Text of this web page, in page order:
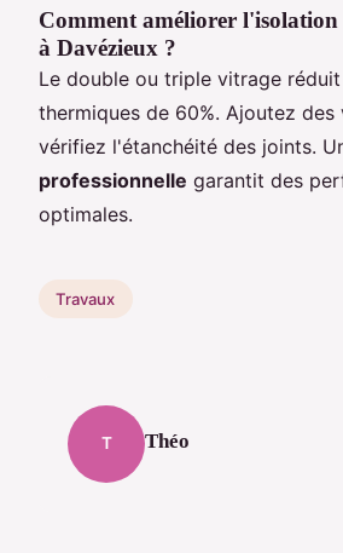
Comment améliorer l'isolation
à Davézieux ?
Le double ou triple vitrage
thermiques de 60%. Ajoutez
vérifiez l'étanchéité des joints.
professionnelle garantit des
optimales.
Travaux
T Théo